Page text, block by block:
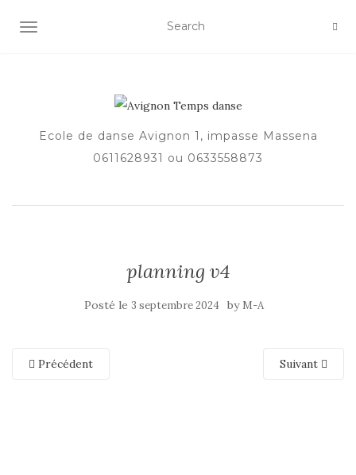
AFFICHER/MASQUER LA NAVIGATION
Ecole de danse Avignon 1, impasse Massena
0611628931 ou 0633558873
planning v4
Posté le 3 septembre 2024 by M-A
Précédent Suivant